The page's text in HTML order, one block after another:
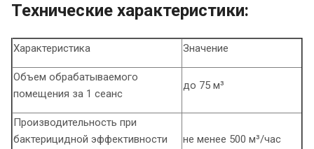
Технические характеристики:
Характеристика Значение
Объем обрабатываемого
помещения за 1 сеанс
до 75 м³
Производительность при
бактерицидной эффективности
не менее 500 м³/час